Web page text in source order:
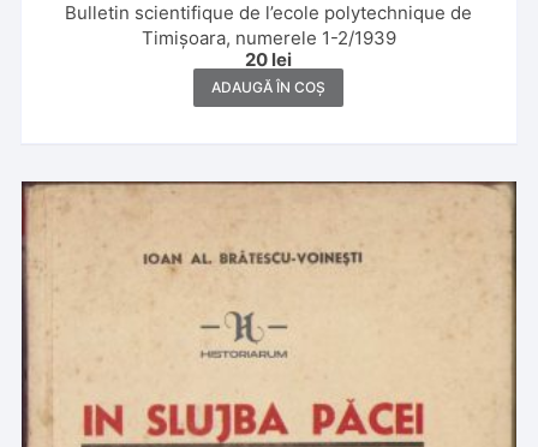
Bulletin scientifique de l’ecole polytechnique de
Timișoara, numerele 1-2/1939
20 lei
ADAUGĂ ÎN COȘ